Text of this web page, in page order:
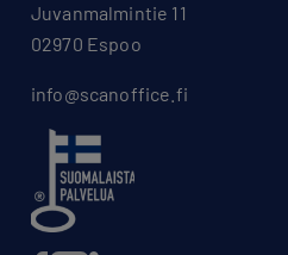
Juvanmalmintie 11
02970 Espoo
info@scanoffice.fi